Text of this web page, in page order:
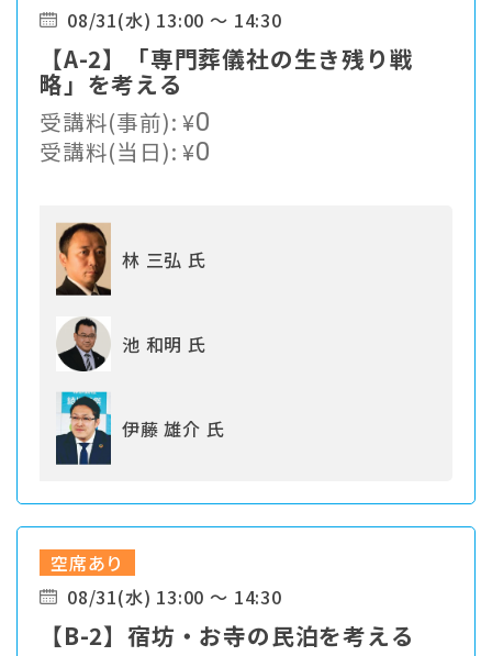
08/31(水) 13:00 ～ 14:30
【A-2】「専門葬儀社の生き残り戦
略」を考える
受講料(事前):¥0
受講料(当日):¥0
林 三弘 氏
池 和明 氏
伊藤 雄介 氏
空席あり
08/31(水) 13:00 ～ 14:30
【B-2】宿坊・お寺の民泊を考える